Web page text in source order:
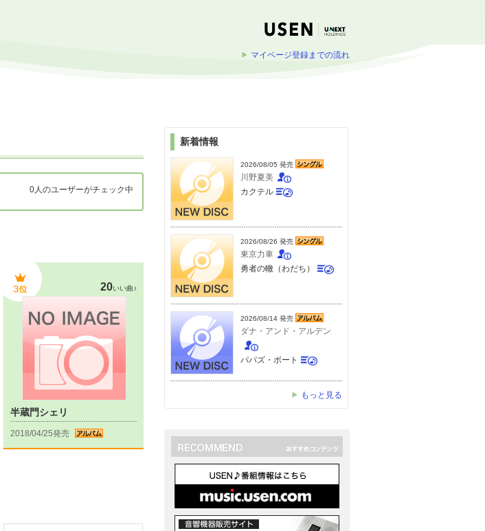
マイページ登録までの流れ
0人のユーザーがチェック中
20いい曲♪
半蔵門シェリ
2018/04/25発売
新着情報
2026/08/05 発売
川野夏美
カクテル
2026/08/26 発売
東京力車
勇者の轍（わだち）
2026/08/14 発売
ダナ・アンド・アルデン
パパズ・ボート
もっと見る